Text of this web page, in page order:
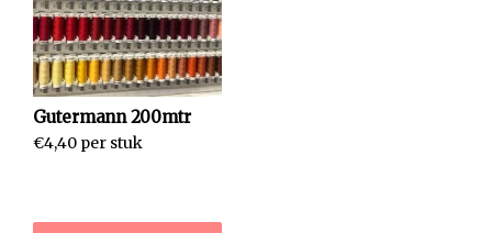
Gutermann 200mtr
€4,40 per stuk